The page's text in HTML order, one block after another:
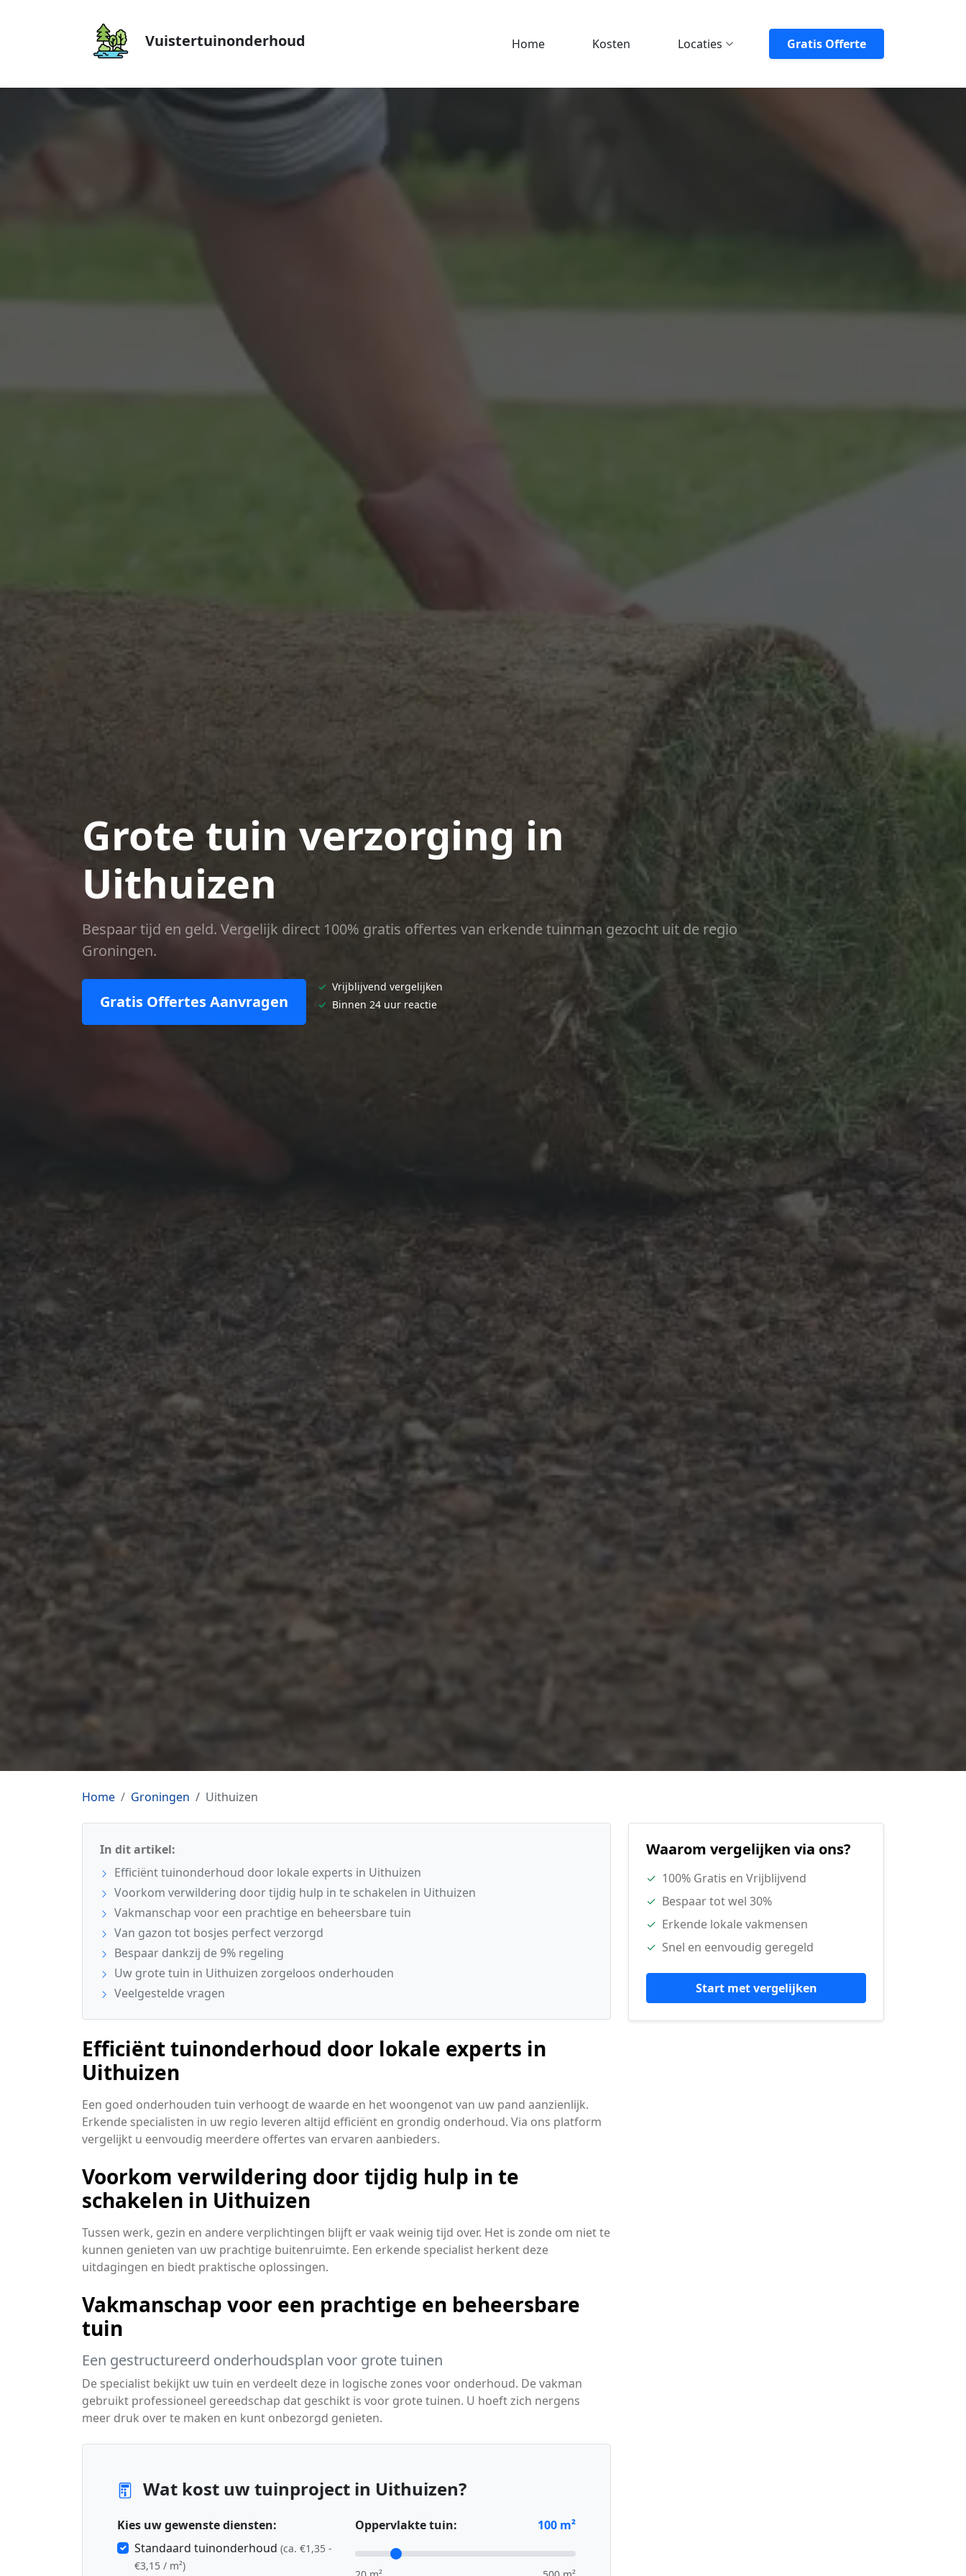
Vuistertuinonderhoud Home Kosten Locaties Gratis Offerte
Grote tuin verzorging in
Uithuizen
Bespaar tijd en geld. Vergelijk direct 100% gratis offertes van erkende tuinman gezocht uit de regio
Groningen.
Gratis Offertes Aanvragen
✓ Vrijblijvend vergelijken
✓ Binnen 24 uur reactie
Home Groningen Uithuizen
In dit artikel:
Efficiënt tuinonderhoud door lokale experts in Uithuizen
Voorkom verwildering door tijdig hulp in te schakelen in Uithuizen
Vakmanschap voor een prachtige en beheersbare tuin
Van gazon tot bosjes perfect verzorgd
Bespaar dankzij de 9% regeling
Uw grote tuin in Uithuizen zorgeloos onderhouden
Veelgestelde vragen
Efficiënt tuinonderhoud door lokale experts in
Uithuizen
Een goed onderhouden tuin verhoogt de waarde en het woongenot van uw pand aanzienlijk.
Erkende specialisten in uw regio leveren altijd efficiënt en grondig onderhoud. Via ons platform
vergelijkt u eenvoudig meerdere offertes van ervaren aanbieders.
Voorkom verwildering door tijdig hulp in te
schakelen in Uithuizen
Tussen werk, gezin en andere verplichtingen blijft er vaak weinig tijd over. Het is zonde om niet te
kunnen genieten van uw prachtige buitenruimte. Een erkende specialist herkent deze
uitdagingen en biedt praktische oplossingen.
Vakmanschap voor een prachtige en beheersbare
tuin
Een gestructureerd onderhoudsplan voor grote tuinen
De specialist bekijkt uw tuin en verdeelt deze in logische zones voor onderhoud. De vakman
gebruikt professioneel gereedschap dat geschikt is voor grote tuinen. U hoeft zich nergens
meer druk over te maken en kunt onbezorgd genieten.
Wat kost uw tuinproject in Uithuizen?
Kies uw gewenste diensten:
Standaard tuinonderhoud (ca. €1,35 -
€3,15 / m²)
Oppervlakte tuin: 100 m²
Waarom vergelijken via ons?
✓ 100% Gratis en Vrijblijvend
✓ Bespaar tot wel 30%
✓ Erkende lokale vakmensen
✓ Snel en eenvoudig geregeld
Start met vergelijken